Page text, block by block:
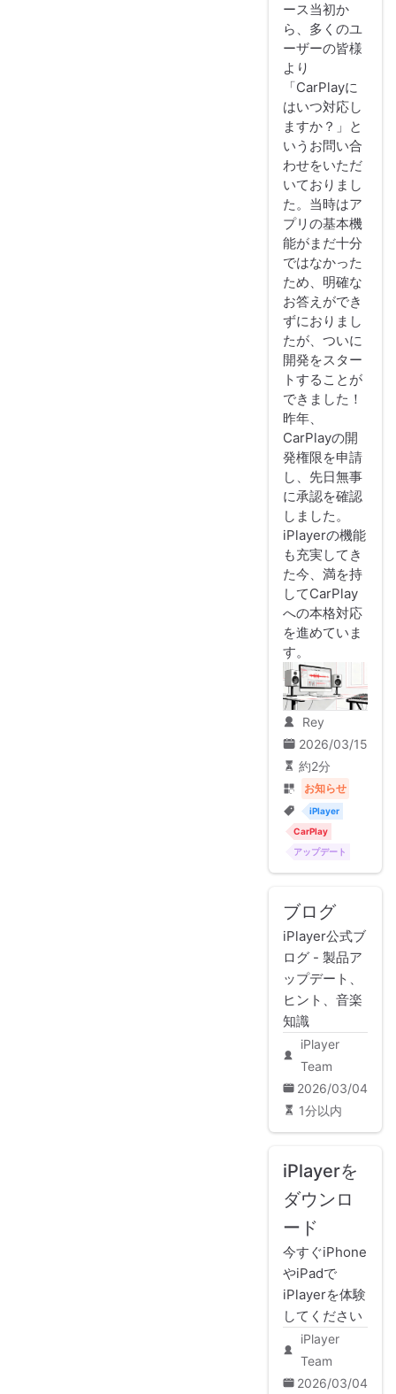
ース当初か
ら、多くのユ
ーザーの皆様
より
「CarPlayに
はいつ対応し
ますか？」と
いうお問い合
わせをいただ
いておりまし
た。当時はア
プリの基本機
能がまだ十分
ではなかった
ため、明確な
お答えができ
ずにおりまし
たが、ついに
開発をスター
トすることが
できました！
昨年、
CarPlayの開
発権限を申請
し、先日無事
に承認を確認
しました。
iPlayerの機能
も充実してき
た今、満を持
してCarPlay
への本格対応
を進めていま
す。
Rey
2026/03/15
約2分
お知らせ
iPlayer
CarPlay
アップデート
ブログ
iPlayer公式ブ
ログ - 製品ア
ップデート、
ヒント、音楽
知識
iPlayer
Team
2026/03/04
1分以内
iPlayerを
ダウンロ
ード
今すぐiPhone
やiPadで
iPlayerを体験
してください
iPlayer
Team
2026/03/04